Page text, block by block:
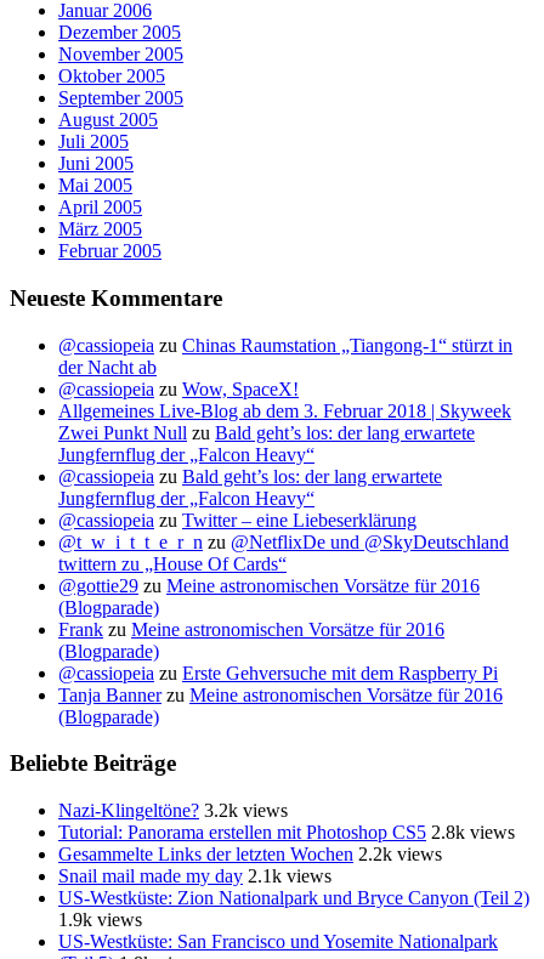
Januar 2006
Dezember 2005
November 2005
Oktober 2005
September 2005
August 2005
Juli 2005
Juni 2005
Mai 2005
April 2005
März 2005
Februar 2005
Neueste Kommentare
@cassiopeia zu Chinas Raumstation „Tiangong-1“ stürzt in
der Nacht ab
@cassiopeia zu Wow, SpaceX!
Allgemeines Live-Blog ab dem 3. Februar 2018 | Skyweek
Zwei Punkt Null zu Bald geht’s los: der lang erwartete
Jungfernflug der „Falcon Heavy“
@cassiopeia zu Bald geht’s los: der lang erwartete
Jungfernflug der „Falcon Heavy“
@cassiopeia zu Twitter – eine Liebeserklärung
@t_w_i_t_t_e_r_n zu @NetflixDe und @SkyDeutschland
twittern zu „House Of Cards“
@gottie29 zu Meine astronomischen Vorsätze für 2016
(Blogparade)
Frank zu Meine astronomischen Vorsätze für 2016
(Blogparade)
@cassiopeia zu Erste Gehversuche mit dem Raspberry Pi
Tanja Bannerzu Meine astronomischen Vorsätze für 2016
(Blogparade)
Beliebte Beiträge
Nazi-Klingeltöne? 3.2k views
Tutorial: Panorama erstellen mit Photoshop CS5 2.8k views
Gesammelte Links der letzten Wochen 2.2k views
Snail mail made my day 2.1k views
US-Westküste: Zion Nationalpark und Bryce Canyon (Teil 2)
1.9k views
US-Westküste: San Francisco und Yosemite Nationalpark